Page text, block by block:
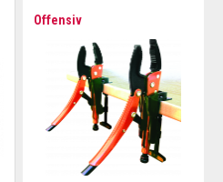
Offensiv